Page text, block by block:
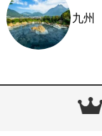
九州